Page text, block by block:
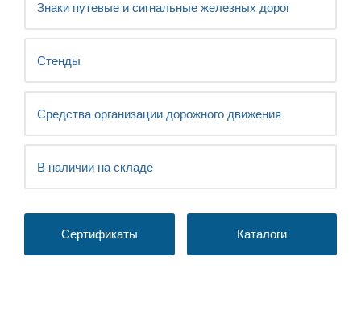
Знаки путевые и сигнальные железных дорог
Стенды
Средства организации дорожного движения
В наличии на складе
Сертификаты Каталоги